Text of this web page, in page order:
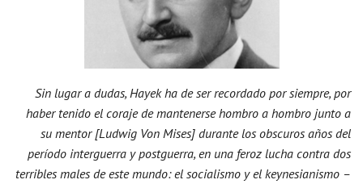
Sin lugar a dudas, Hayek ha de ser recordado por siempre, por
haber tenido el coraje de mantenerse hombro a hombro junto a
su mentor [Ludwig Von Mises] durante los obscuros años del
período interguerra y postguerra, en una feroz lucha contra dos
terribles males de este mundo: el socialismo y el keynesianismo –